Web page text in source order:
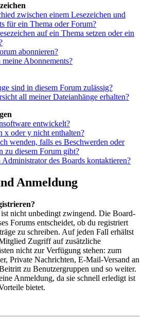
zwischen einem Lesezeichen und
für ein Thema oder Forum?
auf ein Thema setzen oder ein
abonnieren?
Abonnements?
sind in diesem Forum zulässig?
all meiner Dateianhänge erhalten?
entwickelt?
x oder y nicht enthalten?
wenden, falls es Beschwerden oder
zu diesem Forum gibt?
des Boards kontaktieren?
Anmeldung
nicht unbedingt zwingend. Die Board-
Forums entscheidet, ob du registriert
zu schreiben. Auf jeden Fall erhältst
Zugriff auf zusätzliche
nicht zur Verfügung stehen: zum
Private Nachrichten, E-Mail-Versand an
zu Benutzergruppen und so weiter.
Anmeldung, da sie schnell erledigt ist
bietet.